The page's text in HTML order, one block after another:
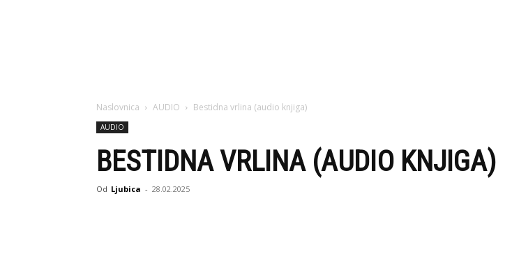
Naslovnica AUDIO Bestidna vrlina (audio knjiga)
AUDIO
BESTIDNA VRLINA (AUDIO KNJIGA)
Od Ljubica - 28.02.2025